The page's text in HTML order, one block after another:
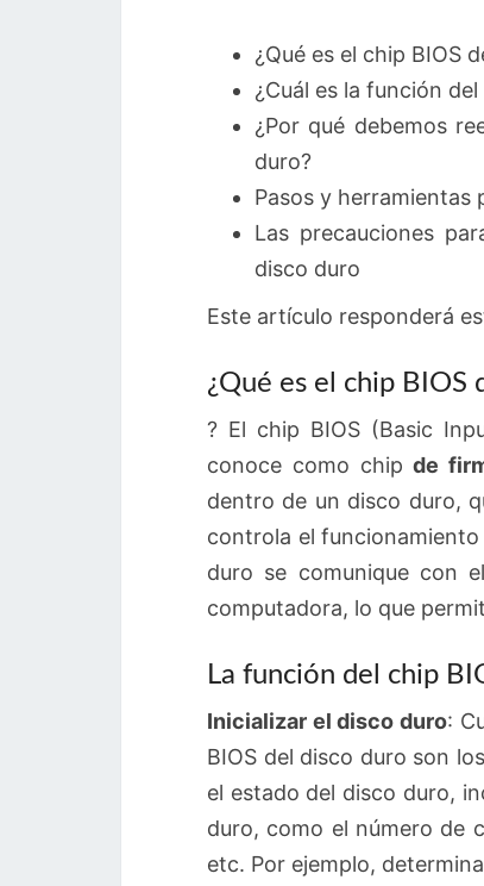
¿Qué es el chip BIOS
¿Cuál es la función
¿Por qué debemos
duro?
Pasos y herramientas
Las precauciones
disco duro
Este artículo responderá
¿Qué es el chip BIOS
? El chip BIOS (Basic
conoce como chipde
dentro de un disco duro,
controla el
duro se comunique con
computadora, lo que
La función del chip
Inicializar el disco duro:
BIOS del disco duro son
el estado del disco duro,
duro, como el número de
etc. Por ejemplo,